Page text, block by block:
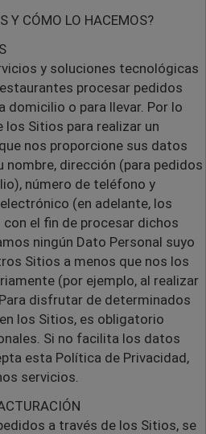
Y CÓMO LO HACEMOS?
y soluciones tecnológicas
procesar pedidos
domicilio o para llevar. Por lo
Sitios para realizar un
nos proporcione sus datos
nombre, dirección (para pedidos
número de teléfono y
(en adelante, los
con el fin de procesar dichos
ningún Dato Personal suyo
Sitios a menos que nos los
(por ejemplo, al realizar
disfrutar de determinados
los Sitios, es obligatorio
Si no facilita los datos
esta Política de Privacidad,
servicios.
a través de los Sitios, se